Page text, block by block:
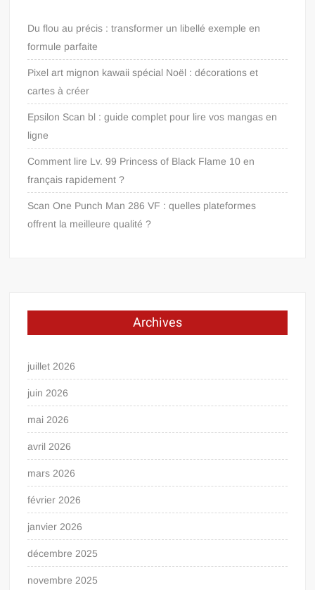
Du flou au précis : transformer un libellé exemple en
formule parfaite
Pixel art mignon kawaii spécial Noël : décorations et
cartes à créer
Epsilon Scan bl : guide complet pour lire vos mangas en
ligne
Comment lire Lv. 99 Princess of Black Flame 10 en
français rapidement ?
Scan One Punch Man 286 VF : quelles plateformes
offrent la meilleure qualité ?
Archives
juillet 2026
juin 2026
mai 2026
avril 2026
mars 2026
février 2026
janvier 2026
décembre 2025
novembre 2025